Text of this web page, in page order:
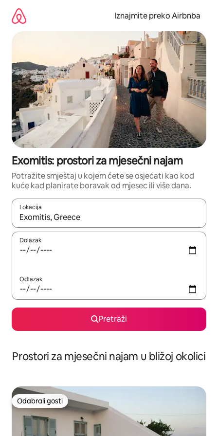
sadržaj
Iznajmite preko Airbnba
Exomitis: prostori za mjesečni najam
Potražite smještaj u kojem ćete se osjećati kao kod
kuće kad planirate boravak od mjesec ili više dana.
Lokacija
Kada budu dostupni rezultati, moći ćete ih pregledati
Dolazak
Odlazak
Pretraži
Prostori za mjesečni najam u bližoj okolici
Odabrali gosti
Odabrali gosti